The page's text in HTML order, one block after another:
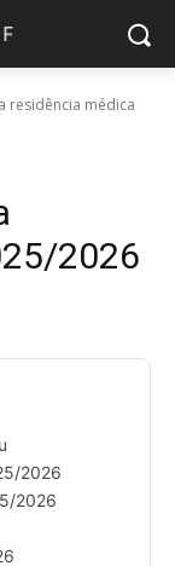
residência médica
2026
2026
2026